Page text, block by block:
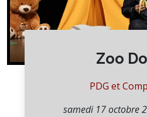
Zoo
PDG et
samedi 17 octobre